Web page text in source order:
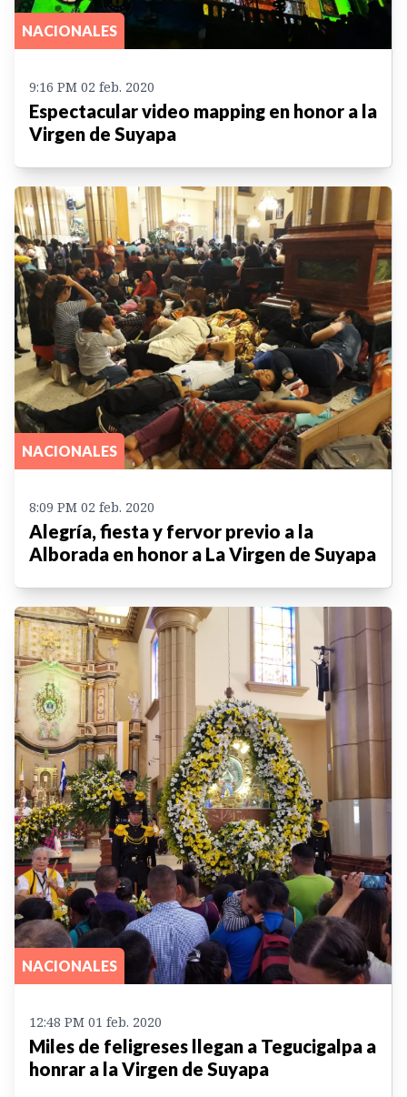
NACIONALES
9:16 PM 02 feb. 2020
Espectacular video mapping en honor a la
Virgen de Suyapa
NACIONALES
8:09 PM 02 feb. 2020
Alegría, fiesta y fervor previo a la
Alborada en honor a La Virgen de Suyapa
NACIONALES
12:48 PM 01 feb. 2020
Miles de feligreses llegan a Tegucigalpa a
honrar a la Virgen de Suyapa